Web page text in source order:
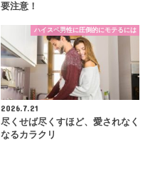
要注意！
ハイスペ男性に圧倒的にモテるには
2026.7.21
尽くせば尽くすほど、愛されなく
なるカラクリ